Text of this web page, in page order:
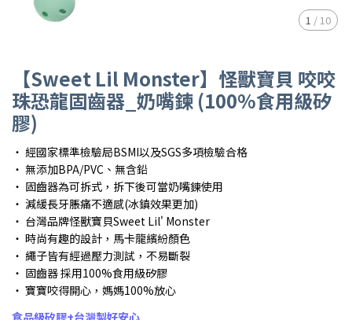
1 / 10
【Sweet Lil Monster】怪獸寶貝 咬咬
珠恐龍固齒器_奶嘴鍊 (100%食用級矽
膠)
・ 經國家標準檢驗局BSMI以及SGS多項檢驗合格
・ 無添加BPA/PVC、無含鉛
・ 固齒器為可拆式，拆下後可當奶嘴鍊使用
・ 減緩長牙脹痛不適感(冰鎮效果更加)
・ 台灣品牌怪獸寶貝Sweet Lil' Monster
・ 時尚有趣的設計，馬卡龍繽紛顏色
・ 繩子皆有經過壓力測試，不易斷裂
・ 固齒器 採用100%食用級矽膠
・ 寶寶咬得開心，媽媽100%放心
食品級矽膠+台灣製好安心